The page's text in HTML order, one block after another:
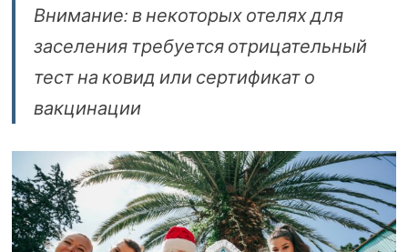
Внимание: в некоторых отелях для
заселения требуется отрицательный
тест на ковид или сертификат о
вакцинации